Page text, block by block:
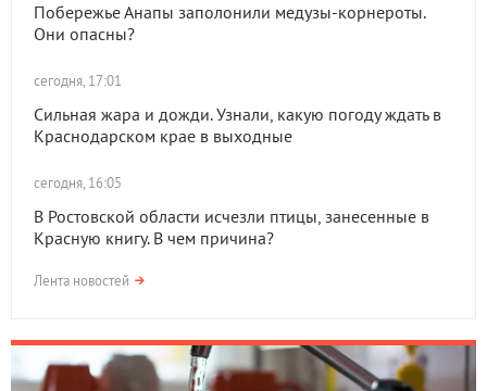
Побережье Анапы заполонили медузы-корнероты.
Они опасны?
сегодня, 17:01
Сильная жара и дожди. Узнали, какую погоду ждать в
Краснодарском крае в выходные
сегодня, 16:05
В Ростовской области исчезли птицы, занесенные в
Красную книгу. В чем причина?
Лента новостей